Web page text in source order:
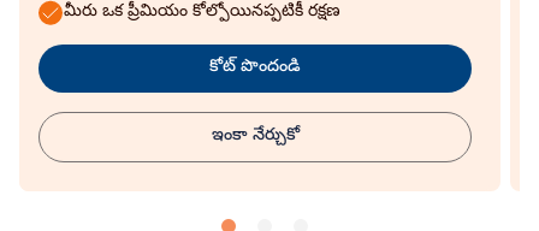
మీరు ఒక ప్రీమియం కోల్పోయినప్పటికీ రక్షణ
కోట్ పొందండి
ఇంకా నేర్చుకో